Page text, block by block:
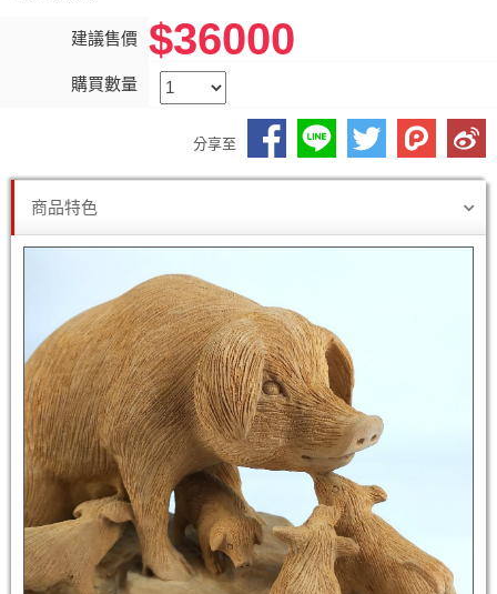
建議售價 $36000
購買數量
分享至
商品特色